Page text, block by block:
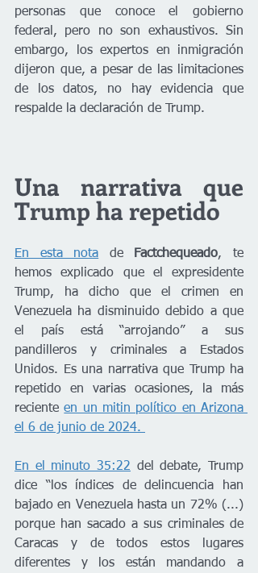
personas que conoce el gobierno
federal, pero no son exhaustivos. Sin
embargo, los expertos en inmigración
dijeron que, a pesar de las limitaciones
de los datos, no hay evidencia que
respalde la declaración de Trump.
Una narrativa que
Trump ha repetido
En esta nota de Factchequeado, te
hemos explicado que el expresidente
Trump, ha dicho que el crimen en
Venezuela ha disminuido debido a que
el país está “arrojando” a sus
pandilleros y criminales a Estados
Unidos. Es una narrativa que Trump ha
repetido en varias ocasiones, la más
reciente en un mitin político en Arizona
el 6 de junio de 2024.
En el minuto 35:22 del debate, Trump
dice “los índices de delincuencia han
bajado en Venezuela hasta un 72% (...)
porque han sacado a sus criminales de
Caracas y de todos estos lugares
diferentes y los están mandando a